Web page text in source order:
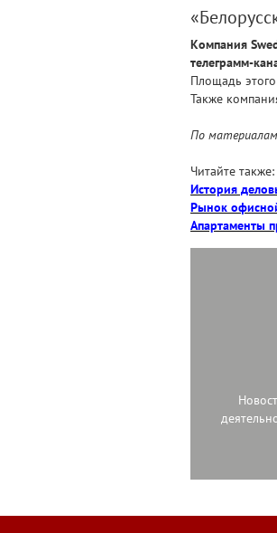
Компания
телеграмм-
Площадь
Также
По
Читайте также:
История
Рынок
Апартаменты